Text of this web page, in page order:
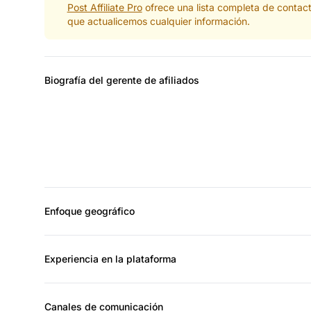
Post Affiliate Proofrece una lista completa de
que actualicemos cualquier información.
Biografía del gerente de afiliados
Enfoque geográfico
Experiencia en la plataforma
Canales de comunicación